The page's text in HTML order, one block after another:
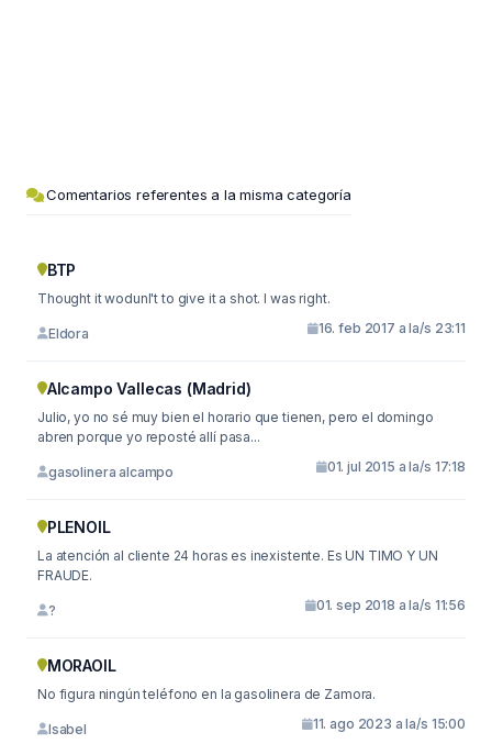
Comentarios referentes a la misma categoría
BTP
Thought it wodunl't to give it a shot. I was right.
Eldora 16. feb 2017 a la/s 23:11
Alcampo Vallecas (Madrid)
Julio, yo no sé muy bien el horario que tienen, pero el domingo
abren porque yo reposté allí pasa...
gasolinera alcampo 01. jul 2015 a la/s 17:18
PLENOIL
La atención al cliente 24 horas es inexistente. Es UN TIMO Y UN
FRAUDE.
? 01. sep 2018 a la/s 11:56
MORAOIL
No figura ningún teléfono en la gasolinera de Zamora.
Isabel 11. ago 2023 a la/s 15:00